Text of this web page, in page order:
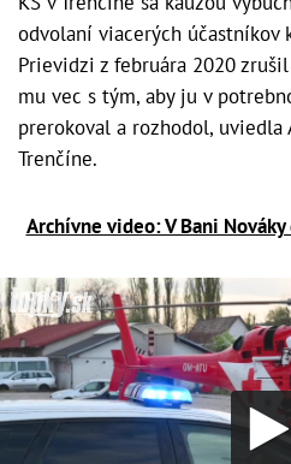
odvolaní viacerých účastníkov
Prievidzi z februára 2020
mu vec s tým, aby ju v
prerokoval a rozhodol, uviedla
Trenčíne.
Archívne video: V Bani